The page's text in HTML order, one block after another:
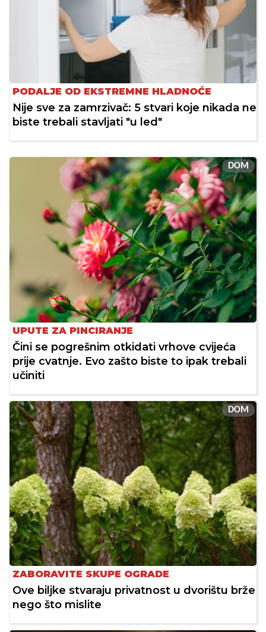
PODALJE OD EKSTREMNE HLADNOĆE
Nije sve za zamrzivač: 5 stvari koje nikada ne
biste trebali stavljati "u led"
DOM
UPUTE ZA PINCIRANJE
Čini se pogrešnim otkidati vrhove cvijeća
prije cvatnje. Evo zašto biste to ipak trebali
učiniti
DOM
ZABORAVITE SKUPE OGRADE
Ove biljke stvaraju privatnost u dvorištu brže
nego što mislite